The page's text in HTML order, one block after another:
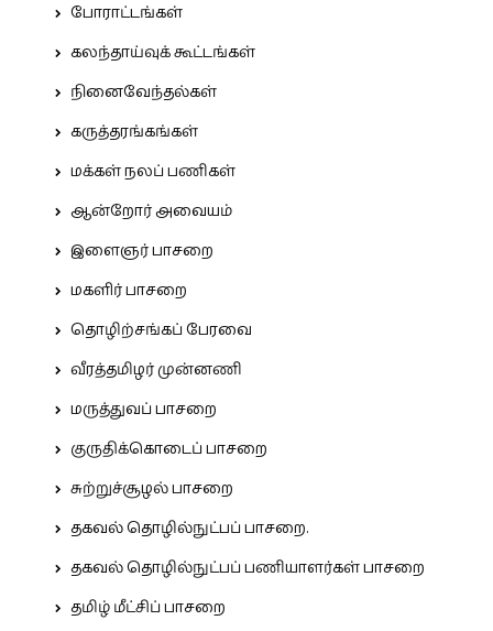
போராட்டங்கள்
கலந்தாய்வுக் கூட்டங்கள்
நினைவேந்தல்கள்
கருத்தரங்கங்கள்
மக்கள் நலப் பணிகள்
ஆன்றோர் அவையம்
இளைஞர் பாசறை
மகளிர் பாசறை
தொழிற்சங்கப் பேரவை
வீரத்தமிழர் முன்னணி
மருத்துவப் பாசறை
குருதிக்கொடைப் பாசறை
சுற்றுச்சூழல் பாசறை
தகவல் தொழில்நுட்பப் பாசறை.
தகவல் தொழில்நுட்பப் பணியாளர்கள் பாசறை
தமிழ் மீட்சிப் பாசறை